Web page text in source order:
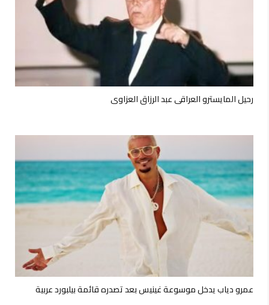
رحيل المايسترو العراقي عبد الرزاق العزاوي
عمرو دياب يدخل موسوعة غينيس بعد تصدره قائمة بيلبورد عربية